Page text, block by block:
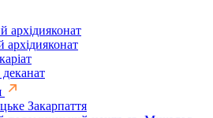
архідияконат
архідияконат
деканат
Закарпаття